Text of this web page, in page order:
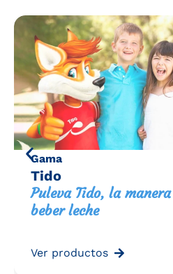
Gama
Tido
Puleva Tido, la
beber leche
Ver productos